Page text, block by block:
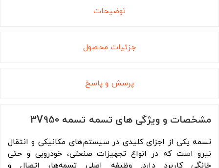
توضیحات
جزئیات محصول
پرسش و پاسخ
مشخصات و ویژگی های تسمه تسمه 3V950
تسمه یکی از اجزای کلیدی در سیستم‌های مکانیکی و انتقال
نیرو است که در انواع تجهیزات صنعتی، خودرویی و حتی
خانگی کاربرد دارد. وظیفه اصلی تسمه‌ها، اتصال و